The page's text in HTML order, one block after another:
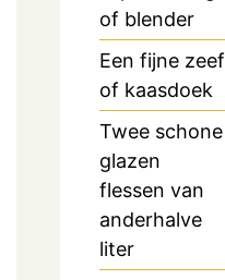
of blender
Een fijne zeef
of kaasdoek
Twee schone
glazen
flessen van
anderhalve
liter